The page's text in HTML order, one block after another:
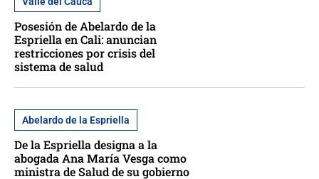
Posesión de Abelardo de la
Espriella en Cali: anuncian
restricciones por crisis del
sistema de salud
Abelardo de la Espriella
De la Espriella designa a la
abogada Ana María Vesga como
ministra de Salud de su gobierno